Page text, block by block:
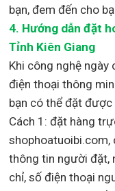
bạn, đem đến cho
4. Hướng dẫn đặt
Tỉnh Kiên Giang
Khi công nghệ ngày
điện thoại thông
bạn có thể đặt
Cách 1: đặt hàng
shophoatuoibi.com,
thông tin người đặt,
chỉ, số điện thoại